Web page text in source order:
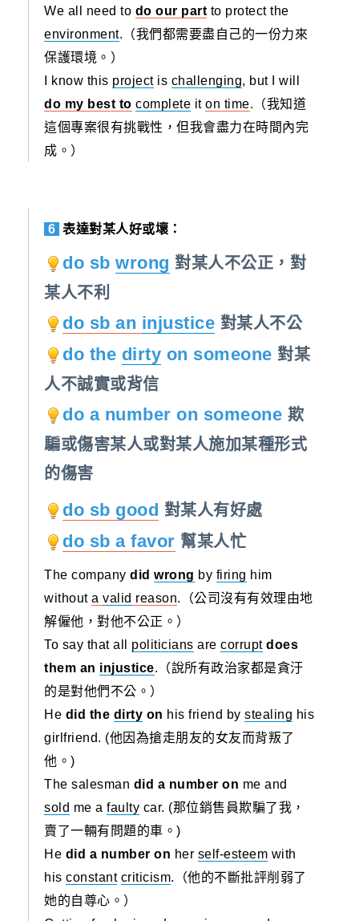
We all need to do our part to protect the
environment.（我們都需要盡自己的一份力來
保護環境。）
I know this projectis challenging, but I will
do my best to complete it on time.（我知道
這個專案很有挑戰性，但我會盡力在時間內完
成。）
6 表達對某人好或壞：
do sb wrong 對某人不公正，對
某人不利
do sb an injustice 對某人不公
do the dirty on someone 對某
人不誠實或背信
do a number on someone 欺
騙或傷害某人或對某人施加某種形式
的傷害
do sb good 對某人有好處
do sb a favor 幫某人忙
The company did wrong by firing him
without a valid reason.（公司沒有有效理由地
解僱他，對他不公正。）
To say that all politicians are corrupt does
them an injustice.（說所有政治家都是貪汙
的是對他們不公。）
He did the dirty on his friend by stealing his
girlfriend. (他因為搶走朋友的女友而背叛了
他。)
The salesman did a number on me and
sold me a faulty car. (那位銷售員欺騙了我，
賣了一輛有問題的車。)
He did a number on her self-esteem with
his constant criticism.（他的不斷批評削弱了
她的自尊心。）